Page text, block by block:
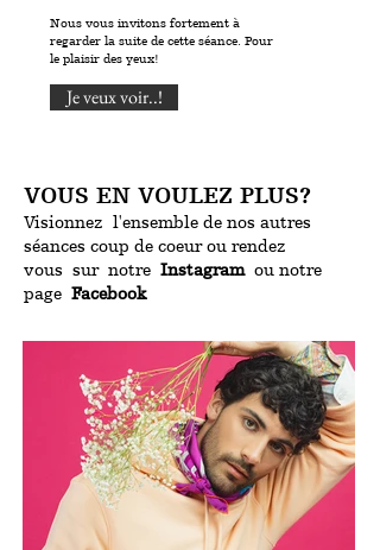
Nous vous invitons fortement à
regarder la suite de cette séance. Pour
le plaisir des yeux!
Je veux voir..!
VOUS EN VOULEZ PLUS?
Visionnez l'ensemble de nos autres
séances coup de coeur ou rendez
vous sur notre Instagram ou notre
page Facebook